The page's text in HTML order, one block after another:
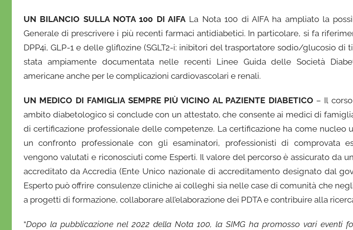
o
i
o
UN BILANCIO SULLA NOTA 100 DI AIFA La Nota 100 di AIFA ha ampliato la
Generale di prescrivere i più recenti farmaci antidiabetici. In particolare, si fa
DPP4i, GLP-1 e delle gliflozine (SGLT2-i: inibitori del trasportatore sodio/glucosio di
stata ampiamente documentata nelle recenti Linee Guida delle Società
americane anche per le complicazioni cardiovascolari e renali.
UN MEDICO DI FAMIGLIA SEMPRE PIÙ VICINO AL PAZIENTE DIABETICO– Il
ambito diabetologico si conclude con un attestato, che consente ai medici di
di certificazione professionale delle competenze. La certificazione ha come nucleo
un confronto professionale con gli esaminatori, professionisti di comprovata
vengono valutati e riconosciuti come Esperti. Il valore del percorso è assicurato da
accreditato da Accredia (Ente Unico nazionale di accreditamento designato dal
Esperto può offrire consulenze cliniche ai colleghi sia nelle case di comunità che
a progetti di formazione, collaborare all’elaborazione dei PDTA e contribuire alla
“Dopo la pubblicazione nel 2022 della Nota 100, la SIMG ha promosso vari eventi